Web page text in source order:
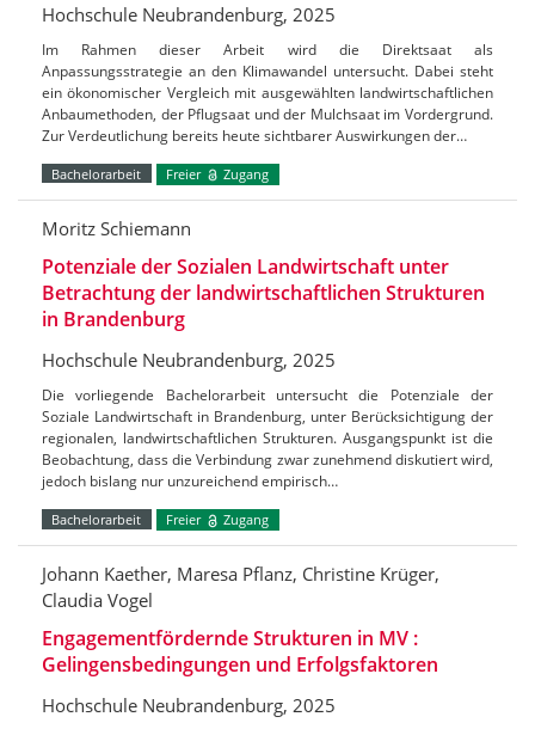
Hochschule Neubrandenburg, 2025
Im Rahmen dieser Arbeit wird die Direktsaat als
Anpassungsstrategie an den Klimawandel untersucht. Dabei steht
ein ökonomischer Vergleich mit ausgewählten landwirtschaftlichen
Anbaumethoden, der Pflugsaat und der Mulchsaat im Vordergrund.
Zur Verdeutlichung bereits heute sichtbarer Auswirkungen der…
Bachelorarbeit Freier Zugang
Moritz Schiemann
Potenziale der Sozialen Landwirtschaft unter
Betrachtung der landwirtschaftlichen Strukturen
in Brandenburg
Hochschule Neubrandenburg, 2025
Die vorliegende Bachelorarbeit untersucht die Potenziale der
Soziale Landwirtschaft in Brandenburg, unter Berücksichtigung der
regionalen, landwirtschaftlichen Strukturen. Ausgangspunkt ist die
Beobachtung, dass die Verbindung zwar zunehmend diskutiert wird,
jedoch bislang nur unzureichend empirisch…
Bachelorarbeit Freier Zugang
Johann Kaether, Maresa Pflanz, Christine Krüger,
Claudia Vogel
Engagementfördernde Strukturen in MV :
Gelingensbedingungen und Erfolgsfaktoren
Hochschule Neubrandenburg, 2025